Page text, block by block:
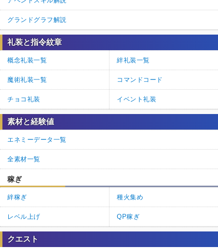
グランドグラフ解説
礼装と指令紋章
概念礼装一覧 絆礼装一覧
魔術礼装一覧 コマンドコード
チョコ礼装 イベント礼装
素材と経験値
エネミーデータ一覧
全素材一覧
稼ぎ
絆稼ぎ 種火集め
レベル上げ QP稼ぎ
クエスト